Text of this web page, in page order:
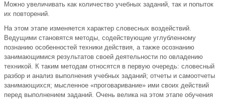
Можно увеличивать как количество учебных заданий, так и попыток
их повторений.
На этом этапе изменяется характер словесных воздействий.
Ведущими становятся методы, содействующие углубленному
познанию особенностей техники действия, а также осознанию
занимающимися результатов своей деятельности по овладению
техникой. К таким методам относятся в первую очередь: словесный
разбор и анализ выполнения учебных заданий; отчеты и самоотчеты
занимающихся; мысленное «проговаривание» ими своих действий
перед выполнением заданий. Очень велика на этом этапе обучения